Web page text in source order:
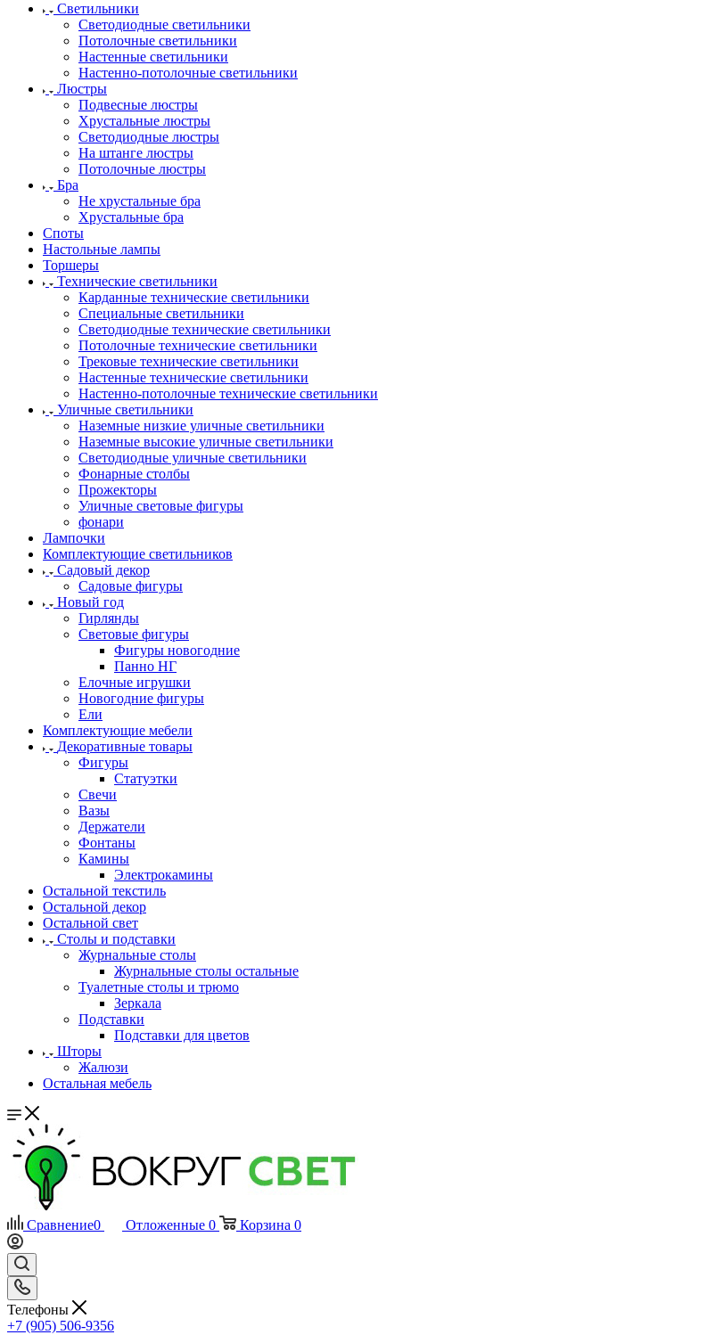
Светильники
Светодиодные светильники
Потолочные светильники
Настенные светильники
Настенно-потолочные светильники
Люстры
Подвесные люстры
Хрустальные люстры
Светодиодные люстры
На штанге люстры
Потолочные люстры
Бра
Не хрустальные бра
Хрустальные бра
Споты
Настольные лампы
Торшеры
Технические светильники
Карданные технические светильники
Специальные светильники
Светодиодные технические светильники
Потолочные технические светильники
Трековые технические светильники
Настенные технические светильники
Настенно-потолочные технические светильники
Уличные светильники
Наземные низкие уличные светильники
Наземные высокие уличные светильники
Светодиодные уличные светильники
Фонарные столбы
Прожекторы
Уличные световые фигуры
фонари
Лампочки
Комплектующие светильников
Садовый декор
Садовые фигуры
Новый год
Гирлянды
Световые фигуры
Фигуры новогодние
Панно НГ
Елочные игрушки
Новогодние фигуры
Ели
Комплектующие мебели
Декоративные товары
Фигуры
Статуэтки
Свечи
Вазы
Держатели
Фонтаны
Камины
Электрокамины
Остальной текстиль
Остальной декор
Остальной свет
Столы и подставки
Журнальные столы
Журнальные столы остальные
Туалетные столы и трюмо
Зеркала
Подставки
Подставки для цветов
Шторы
Жалюзи
Остальная мебель
Сравнение0 Отложенные 0 Корзина 0
Телефоны
+7 (905) 506-9356